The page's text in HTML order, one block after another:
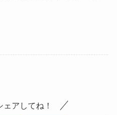
アしてね！